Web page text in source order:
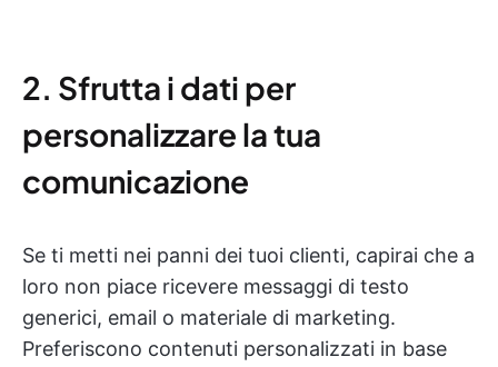
2. Sfrutta i dati per
personalizzare la tua
comunicazione
Se ti metti nei panni dei tuoi clienti, capirai che a
loro non piace ricevere messaggi di testo
generici, email o materiale di marketing.
Preferiscono contenuti personalizzati in base